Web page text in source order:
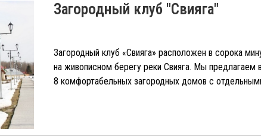
Загородный клуб "Свияга"
Загородный клуб «Свияга» расположен в сорока
на живописном берегу реки Свияга. Мы предлагаем
8 комфортабельных загородных домов с